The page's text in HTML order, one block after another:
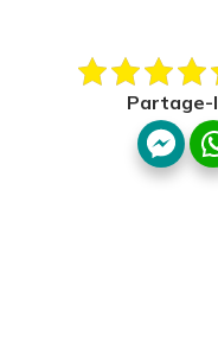
Partage-